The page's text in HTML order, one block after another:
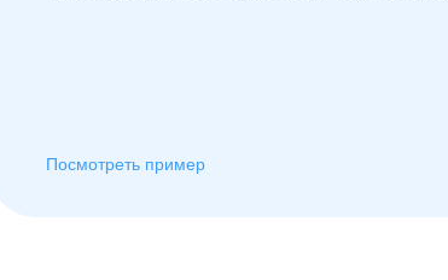
Посмотреть пример